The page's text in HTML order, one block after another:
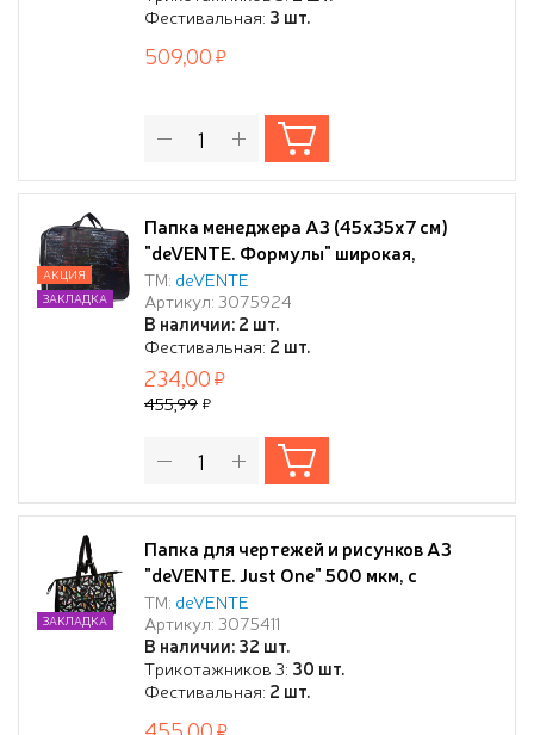
Фестивальная: 3 шт.
509,00
Папка менеджера А3 (45х35х7 см)
"deVENTE. Формулы" широкая,
текстиль с расширением 7см
ТМ: deVENTE
Артикул: 3075924
В наличии: 2 шт.
Фестивальная: 2 шт.
АКЦИЯ
ЗАКЛАДКА
234,00
455,99
Папка для чертежей и рисунков А3
"deVENTE. Just One" 500 мкм, с
ручками, с расширением 10 см, с
внутренним карманом на молнии для
кистей, с рисунком, индивидуальная
упаковка
ТМ: deVENTE
Артикул: 3075411
В наличии: 32 шт.
Трикотажников 3: 30 шт.
Фестивальная: 2 шт.
ЗАКЛАДКА
455,00